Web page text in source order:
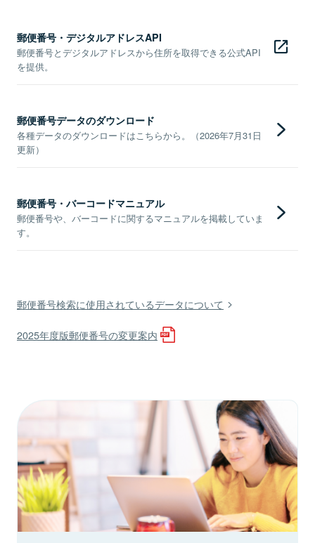
郵便番号・デジタルアドレスAPI
郵便番号とデジタルアドレスから住所を取得できる公式API
を提供。
郵便番号データのダウンロード
各種データのダウンロードはこちらから。（2026年7月31日
更新）
郵便番号・バーコードマニュアル
郵便番号や、バーコードに関するマニュアルを掲載していま
す。
郵便番号検索に使用されているデータについて
2025年度版郵便番号の変更案内